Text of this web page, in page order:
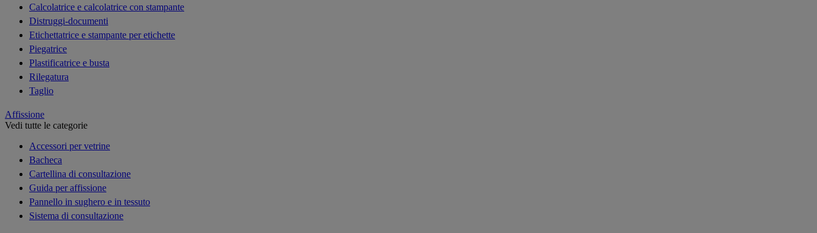
Calcolatrice e calcolatrice con stampante
Distruggi-documenti
Etichettatrice e stampante per etichette
Piegatrice
Plastificatrice e busta
Rilegatura
Taglio
Affissione
Vedi tutte le categorie
Accessori per vetrine
Bacheca
Cartellina di consultazione
Guida per affissione
Pannello in sughero e in tessuto
Sistema di consultazione